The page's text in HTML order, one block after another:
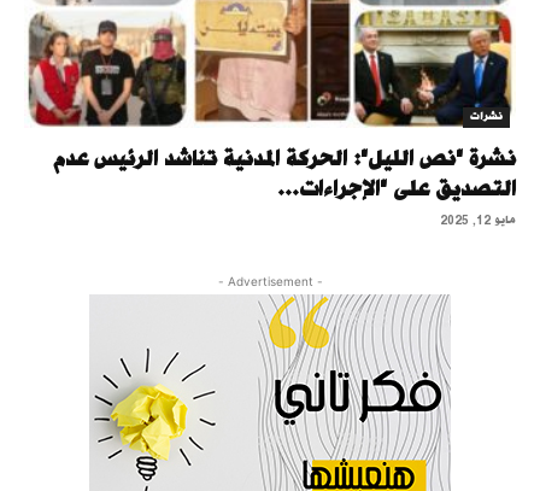
نشرات
نشرة "نص الليل": الحركة المدنية تناشد الرئيس عدم
التصديق على "الإجراءات...
مايو 12, 2025
- Advertisement -